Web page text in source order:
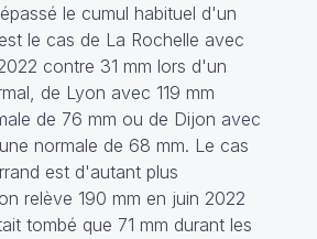
le cumul habituel d'un
le cas de La Rochelle avec
contre 31 mm lors d'un
de Lyon avec 119 mm
de 76 mm ou de Dijon avec
normale de 68 mm. Le cas
est d'autant plus
relève 190 mm en juin 2022
tombé que 71 mm durant les